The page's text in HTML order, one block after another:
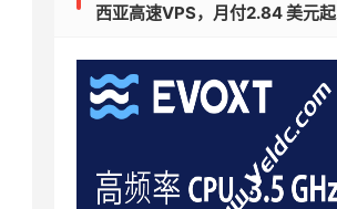
西亚高速VPS，月付2.84 美元起